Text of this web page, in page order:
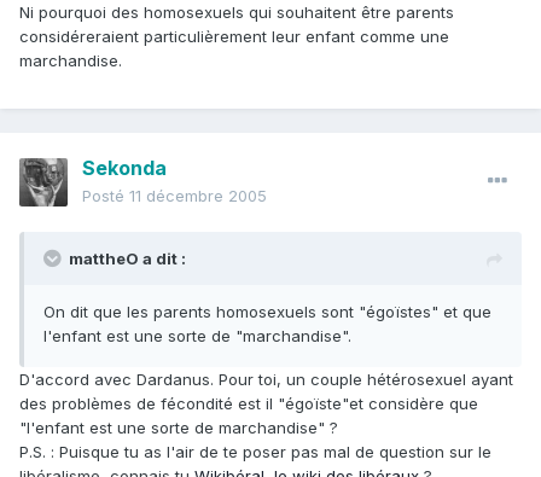
Ni pourquoi des homosexuels qui souhaitent être parents
considéreraient particulièrement leur enfant comme une
marchandise.
Sekonda
Posté 11 décembre 2005
mattheO a dit :
On dit que les parents homosexuels sont "égoïstes" et que
l'enfant est une sorte de "marchandise".
D'accord avec Dardanus. Pour toi, un couple hétérosexuel ayant
des problèmes de fécondité est il "égoïste"et considère que
"l'enfant est une sorte de marchandise" ?
P.S. : Puisque tu as l'air de te poser pas mal de question sur le